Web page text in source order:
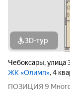
3D-тур
Чебоксары,улица
ЖК «Олимп», 4
ПОЗИЦИЯ 9